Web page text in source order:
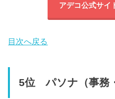
アデコ公式サイ
目次へ戻る
5位 パソナ（事務